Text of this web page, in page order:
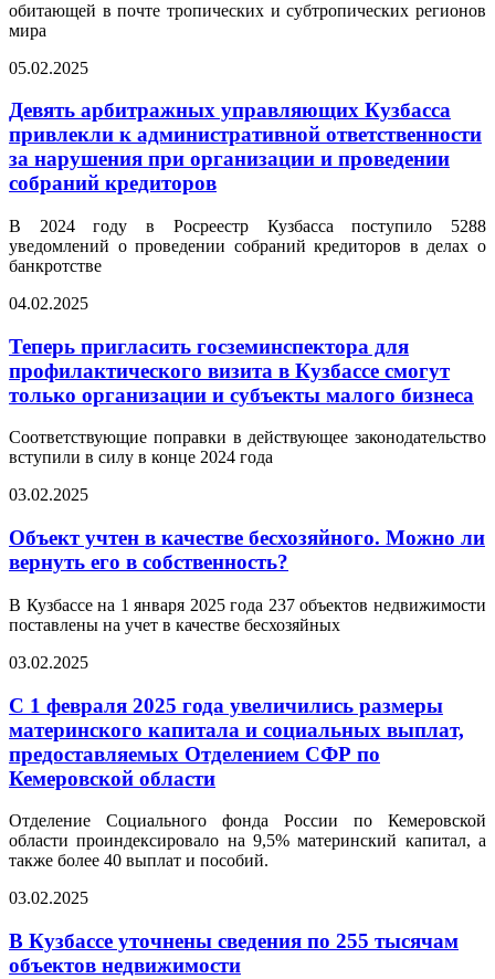
обитающей в почте тропических и субтропических регионов
мира
05.02.2025
Девять арбитражных управляющих Кузбасса
привлекли к административной ответственности
за нарушения при организации и проведении
собраний кредиторов
В 2024 году в Росреестр Кузбасса поступило 5288
уведомлений о проведении собраний кредиторов в делах о
банкротстве
04.02.2025
Теперь пригласить госземинспектора для
профилактического визита в Кузбассе смогут
только организации и субъекты малого бизнеса
Соответствующие поправки в действующее законодательство
вступили в силу в конце 2024 года
03.02.2025
Объект учтен в качестве бесхозяйного. Можно ли
вернуть его в собственность?
В Кузбассе на 1 января 2025 года 237 объектов недвижимости
поставлены на учет в качестве бесхозяйных
03.02.2025
С 1 февраля 2025 года увеличились размеры
материнского капитала и социальных выплат,
предоставляемых Отделением СФР по
Кемеровской области
Отделение Социального фонда России по Кемеровской
области проиндексировало на 9,5% материнский капитал, а
также более 40 выплат и пособий.
03.02.2025
В Кузбассе уточнены сведения по 255 тысячам
объектов недвижимости